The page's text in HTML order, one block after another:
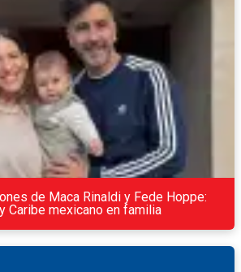
de Maca Rinaldi y Fede Hoppe:
Caribe mexicano en familia